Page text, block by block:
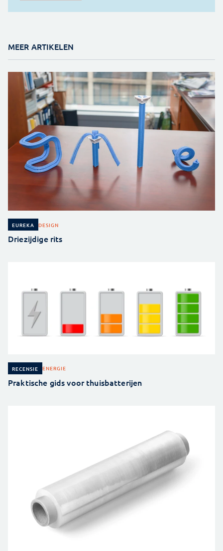
MEER ARTIKELEN
EUREKA DESIGN
Driezijdige rits
RECENSIE ENERGIE
Praktische gids voor thuisbatterijen